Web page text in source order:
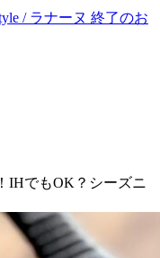
/ ラナーヌ 終了のお
IHでもOK？シーズニ